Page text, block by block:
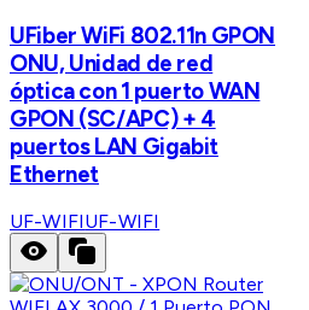
UFiber WiFi 802.11n GPON
ONU, Unidad de red
óptica con 1 puerto WAN
GPON (SC/APC) + 4
puertos LAN Gigabit
Ethernet
UF-WIFIUF-WIFI